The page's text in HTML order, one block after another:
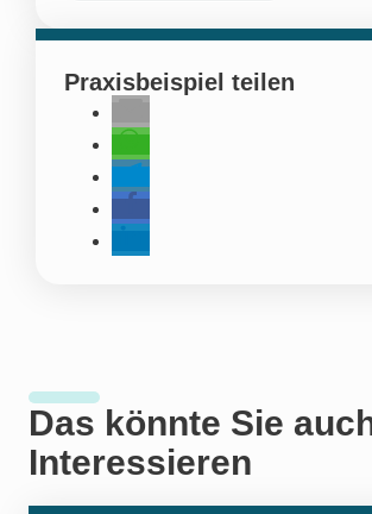
Praxisbeispiel teilen
Das könnte Sie
Interessieren